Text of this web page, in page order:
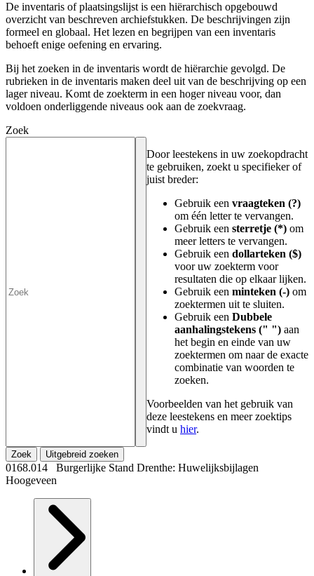
De inventaris of plaatsingslijst is een hiërarchisch opgebouwd
overzicht van beschreven archiefstukken. De beschrijvingen zijn
formeel en globaal. Het lezen en begrijpen van een inventaris
behoeft enige oefening en ervaring.
Bij het zoeken in de inventaris wordt de hiërarchie gevolgd. De
rubrieken in de inventaris maken deel uit van de beschrijving op een
lager niveau. Komt de zoekterm in een hoger niveau voor, dan
voldoen onderliggende niveaus ook aan de zoekvraag.
Zoek
Door leestekens in uw zoekopdracht
te gebruiken, zoekt u specifieker of
juist breder:
Gebruik een vraagteken (?)
om één letter te vervangen.
Gebruik een sterretje (*) om
meer letters te vervangen.
Gebruik een dollarteken ($)
voor uw zoekterm voor
resultaten die op elkaar lijken.
Gebruik een minteken (-) om
zoektermen uit te sluiten.
Gebruik een Dubbele
aanhalingstekens (" ") aan
het begin en einde van uw
zoektermen om naar de exacte
combinatie van woorden te
zoeken.
Voorbeelden van het gebruik van
deze leestekens en meer zoektips
vindt u hier.
Zoek Uitgebreid zoeken
0168.014 Burgerlijke Stand Drenthe: Huwelijksbijlagen
Hoogeveen